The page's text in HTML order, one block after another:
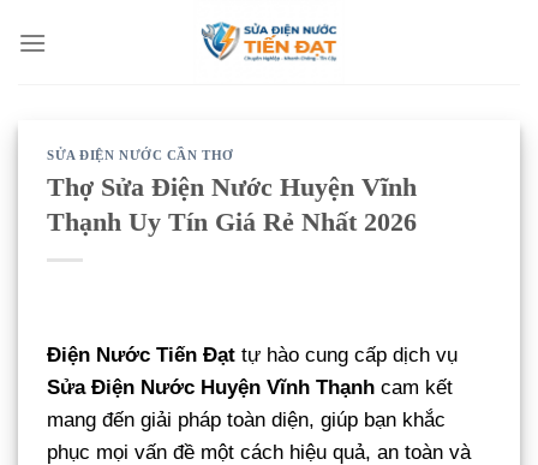
qua
SỬA ĐIỆN NƯỚC CẦN THƠ
Thợ Sửa Điện Nước Huyện Vĩnh
Thạnh Uy Tín Giá Rẻ Nhất 2026
Điện Nước Tiến Đạt tự hào cung cấp dịch vụ
Sửa Điện Nước Huyện Vĩnh Thạnh cam kết
mang đến giải pháp toàn diện, giúp bạn khắc
phục mọi vấn đề một cách hiệu quả, an toàn và